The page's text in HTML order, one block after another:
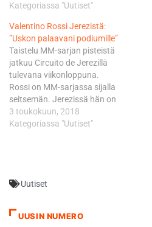
kilpailun Le Mansissa
kakkonen ja kolmesti
kolmas. ”Hienoa päästä
tänne, sillä ainakin paperilla
meidän pitäisi olla Le Mansin
radalla nopeita. En uskalla
kuitenkaan ennustella
mitään, sillä kilpailijamme
ovat tosi kovia”,…
Kategoriassa "Uutiset"
Valentino Rossi Jerezistä:
”Uskon palaavani podiumille”
Taistelu MM-sarjan pisteistä
jatkuu Circuito de Jerezillä
tulevana viikonloppuna.
Rossi on MM-sarjassa sijalla
seitsemän. Jerezissä hän on
voittanut urallaan peräti
seitsemän kertaa, vimeksi
olemme päässeet
voi olla vielä paljon iloa. M1-
pyörä paranee…
3 toukokuun, 2018
Kategoriassa "Uutiset"
Uutiset
UUSIN NUMERO